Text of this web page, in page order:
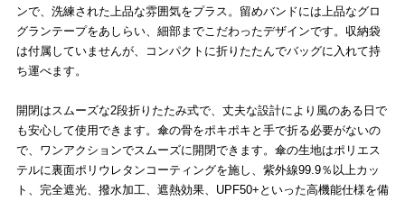
ンで、洗練された上品な雰囲気をプラス。留めバンドには上品なグロ
グランテープをあしらい、細部までこだわったデザインです。収納袋
は付属していませんが、コンパクトに折りたたんでバッグに入れて持
ち運べます。
開閉はスムーズな2段折りたたみ式で、丈夫な設計により風のある日で
も安心して使用できます。傘の骨をポキポキと手で折る必要がないの
で、ワンアクションでスムーズに開閉できます。傘の生地はポリエス
テルに裏面ポリウレタンコーティングを施し、紫外線99.9％以上カッ
ト、完全遮光、撥水加工、遮熱効果、UPF50+といった高機能仕様を備